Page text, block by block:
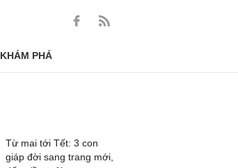
KHÁM PHÁ
Từ mai tới Tết: 3 con
giáp đời sang trang mới,